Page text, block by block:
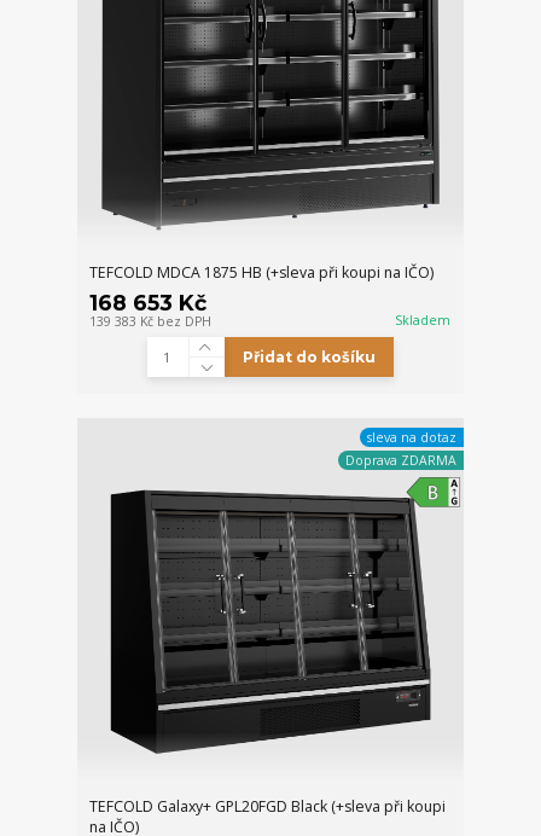
TEFCOLD MDCA 1875 HB (+sleva při koupi na IČO)
168 653 Kč
139 383 Kč bez DPH Skladem
Přidat do košíku
sleva na dotaz
Doprava ZDARMA
TEFCOLD Galaxy+ GPL20FGD Black (+sleva při koupi
na IČO)